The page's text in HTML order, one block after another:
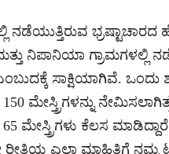
ನಡೆಯುತ್ತಿರುವ
ನಿಪಾನಿಯಾ ಗ್ರಾಮಗಳಲ್ಲಿ
ಸಾಕ್ಷಿಯಾಗಿವೆ.
150 ಮೇಸ್ತ್ರಿಗಳನ್ನು
65 ಮೇಸ್ತ್ರಿಗಳು ಕೆಲಸ
ರೀತಿಯ ಎಲ್ಲಾ ಮಾಹಿತಿಗೆ